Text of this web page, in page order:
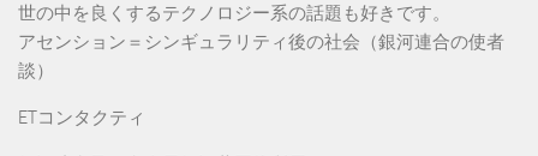
世の中を良くするテクノロジー系の話題も好きです。
アセンション＝シンギュラリティ後の社会（銀河連合の使者
談）
ETコンタクティ